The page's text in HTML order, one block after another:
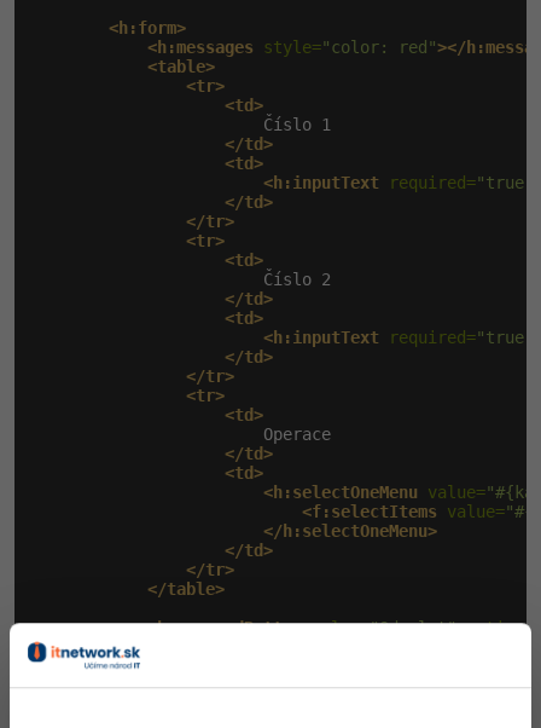
<h:form>
<h:messages style="color: red"></
<table>
<tr>
<td>
                        Číslo 1
</td>
<td>
<h:inputText required="true"
</td>
</tr>
<tr>
<td>
                        Číslo 2
</td>
<td>
<h:inputText required="true"
</td>
</tr>
<tr>
<td>
                        Operace
</td>
<td>
<h:selectOneMenu value=
<f:selectItems value=
</h:selectOneMenu>
</td>
</tr>
</table>
<h:commandButton value="Odeslat" action=
</h:form>
<p style="font-size: 2em;">